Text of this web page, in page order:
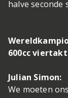
halve seconde
600cc
Julian Simon:
We moeten